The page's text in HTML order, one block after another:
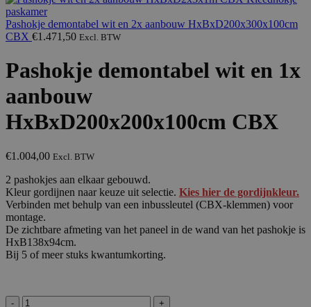
Pashokje demontabel wit en 2x aanbouw HxBxD200x300x100cm
CBX €1.471,50 Excl. BTW
Pashokje demontabel wit en 1x
aanbouw
HxBxD200x200x100cm CBX
€1.004,00 Excl. BTW
2 pashokjes aan elkaar gebouwd.
Kleur gordijnen naar keuze uit selectie. Kies hier de gordijnkleur.
Verbinden met behulp van een inbussleutel (CBX-klemmen) voor
montage.
De zichtbare afmeting van het paneel in de wand van het pashokje is
HxB138x94cm.
Bij 5 of meer stuks kwantumkorting.
Pashokje